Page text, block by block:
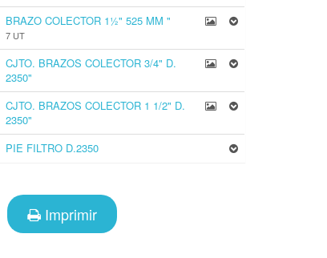
BRAZO COLECTOR 1½" 525 MM "
7 UT
CJTO. BRAZOS COLECTOR 3/4" D.
2350"
CJTO. BRAZOS COLECTOR 1 1/2" D.
2350"
PIE FILTRO D.2350
Imprimir